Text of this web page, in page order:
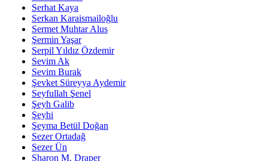
Serhat Kaya
Serkan Karaismailoğlu
Sermet Muhtar Alus
Şermin Yaşar
Serpil Yıldız Özdemir
Sevim Ak
Sevim Burak
Şevket Süreyya Aydemir
Seyfullah Şenel
Şeyh Galib
Şeyhi
Şeyma Betül Doğan
Sezer Ortadağ
Sezer Ün
Sharon M. Draper